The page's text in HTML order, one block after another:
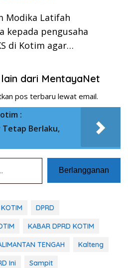
Modika Latifah
kepada pengusaha
di Kotim agar…
dari MentayaNet
pos terbaru lewat email.
:
Tetap Berlaku,
Berlangganan
DPRD
KABAR DPRD KOTIM
TENGAH Kalteng
Ini Sampit